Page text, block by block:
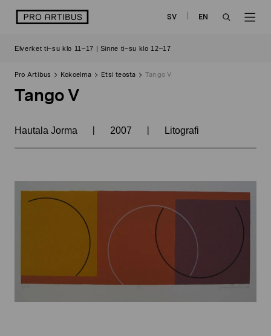
sisältöön
logo SV
EN
Elverket ti–su klo 11–17 | Sinne ti–su klo 12–17
Pro Artibus Kokoelma Etsi teosta Tango V
Tango V
Hautala Jorma | 2007 | Litografi